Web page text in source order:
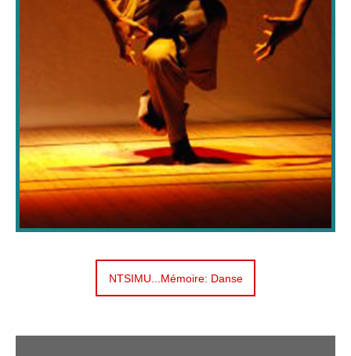
NTSIMU...Mémoire: Danse